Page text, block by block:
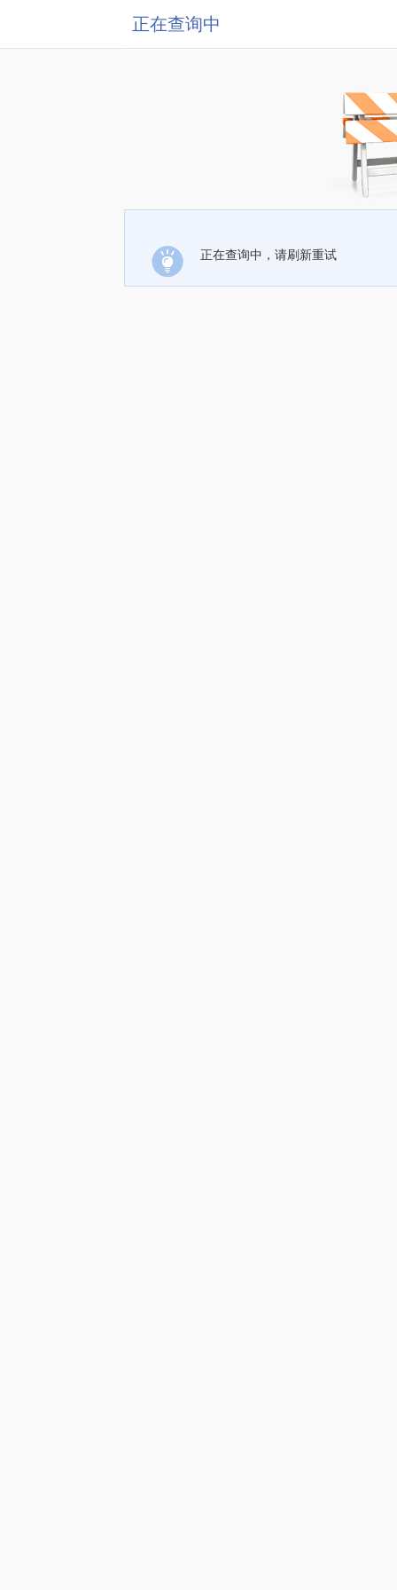
正在查询中
正在查询中，请刷新重试